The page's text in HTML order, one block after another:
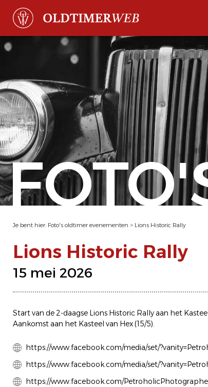
Je bent hier: Foto's oldtimer evenementen > Lions Historic Rally
Lions Historic Rally
15 mei 2026
Start van de 2-daagse Lions Historic Rally aan het
Aankomst aan het Kasteel van Hex (15/5).
https://www.facebook.com/media/set/
https://www.facebook.com/media/set/
https://www.facebook.com/